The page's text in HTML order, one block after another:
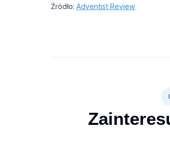
Źródło:Adventist Review